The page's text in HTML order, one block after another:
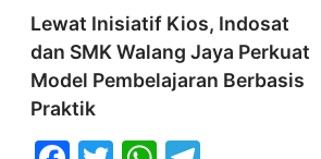
Lewat Inisiatif Kios, Indosat
dan SMK Walang Jaya Perkuat
Model Pembelajaran Berbasis
Praktik